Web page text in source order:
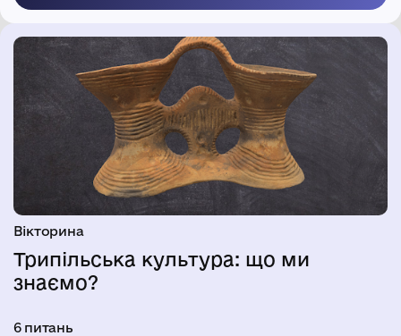
Вікторина
Трипільська культура: що ми
знаємо?
6 питань